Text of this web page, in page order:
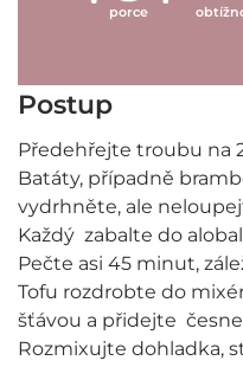
porce
Postup
Předehřejte troubu na
Batáty, případně
vydrhněte, ale
Každý zabalte do
Pečte asi 45 minut,
Tofu rozdrobte do
šťávou a přidejte
Rozmixujte dohladka,